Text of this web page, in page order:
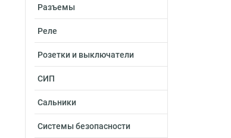
Разъемы
Реле
Розетки и выключатели
СИП
Сальники
Системы безопасности